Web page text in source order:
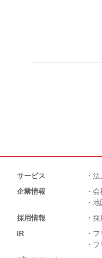
サービス 法
企業情報
会
地
採用情報
採
IR
フ
フ